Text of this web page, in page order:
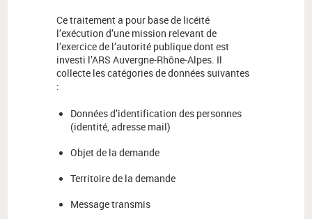
Ce traitement a pour base de licéité
l’exécution d’une mission relevant de
l’exercice de l’autorité publique dont est
investi l’ARS Auvergne-Rhône-Alpes. Il
collecte les catégories de données suivantes
:
Données d’identification des personnes
(identité, adresse mail)
Objet de la demande
Territoire de la demande
Message transmis